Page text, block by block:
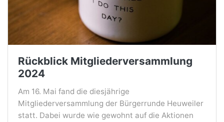
Rückblick Mitgliederversammlung
2024
Am 16. Mai fand die diesjährige
Mitgliederversammlung der Bürgerrunde Heuweiler
statt. Dabei wurde wie gewohnt auf die Aktionen